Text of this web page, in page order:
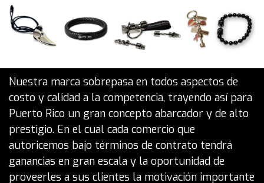
Nuestra marca sobrepasa en todos aspectos de
costo y calidad a la competencia, trayendo así para
Puerto Rico un gran concepto abarcador y de alto
prestigio. En el cual cada comercio que
autoricemos bajo términos de contrato tendrá
ganancias en gran escala y la oportunidad de
proveerles a sus clientes la motivación importante